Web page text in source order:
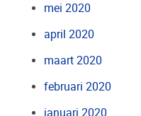
mei 2020
april 2020
maart 2020
februari 2020
januari 2020